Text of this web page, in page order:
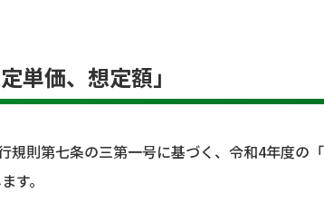
単価、想定額」
則第七条の三第一号に基づく、令和4年度の
す。